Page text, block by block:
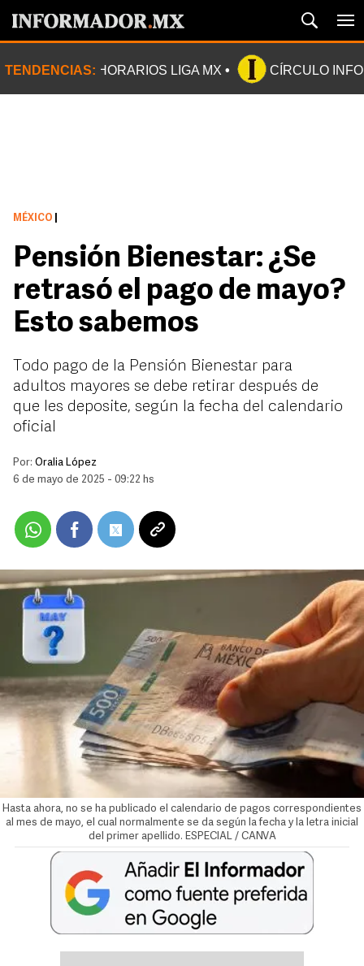
TENDENCIAS: HORARIOS LIGA MX CÍRCULO
MÉXICO
Pensión Bienestar: ¿Se
retrasó el pago de mayo?
Esto sabemos
Todo pago de la Pensión Bienestar para
adultos mayores se debe retirar después de
que les deposite, según la fecha del calendario
oficial
Por: Oralia López
6 de mayo de 2025 - 09:22 hs
Hasta ahora, no se ha publicado el calendario de pagos correspondientes
al mes de mayo, el cual normalmente se da según la fecha y la letra inicial
del primer apellido. ESPECIAL / CANVA